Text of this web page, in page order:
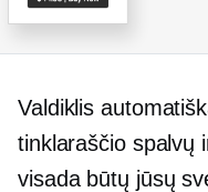
Valdiklis
tinklaraščio spalvų
visada būtų jūsų